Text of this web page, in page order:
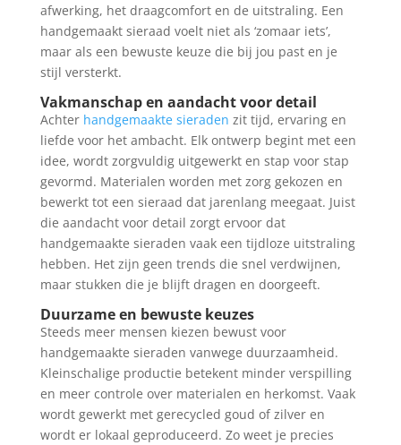
afwerking, het draagcomfort en de uitstraling. Een
handgemaakt sieraad voelt niet als ‘zomaar iets’,
maar als een bewuste keuze die bij jou past en je
stijl versterkt.
Vakmanschap en aandacht voor detail
Achter handgemaakte sieraden zit tijd, ervaring en
liefde voor het ambacht. Elk ontwerp begint met een
idee, wordt zorgvuldig uitgewerkt en stap voor stap
gevormd. Materialen worden met zorg gekozen en
bewerkt tot een sieraad dat jarenlang meegaat. Juist
die aandacht voor detail zorgt ervoor dat
handgemaakte sieraden vaak een tijdloze uitstraling
hebben. Het zijn geen trends die snel verdwijnen,
maar stukken die je blijft dragen en doorgeeft.
Duurzame en bewuste keuzes
Steeds meer mensen kiezen bewust voor
handgemaakte sieraden vanwege duurzaamheid.
Kleinschalige productie betekent minder verspilling
en meer controle over materialen en herkomst. Vaak
wordt gewerkt met gerecycled goud of zilver en
wordt er lokaal geproduceerd. Zo weet je precies